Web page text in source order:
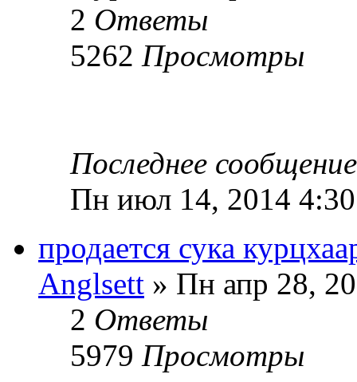
2 Ответы
5262 Просмотры
Последнее
Пн июл 14, 2014
продается сука
Anglsett » Пн апр 28,
2 Ответы
5979 Просмотры